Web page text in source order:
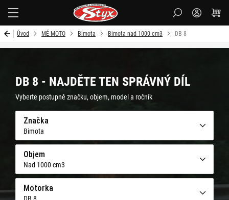
Úvod MÉ MOTO Bimota Bimota nad 1000 cm3 DB 8
DB 8 - NAJDĚTE TEN SPRÁVNÝ DÍL
Vyberte postupně značku, objem, model a ročník
Značka
Bimota
Objem
Nad 1000 cm3
Motorka